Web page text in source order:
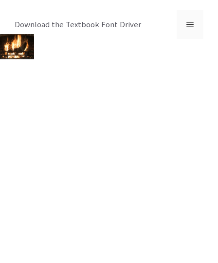
츠
로
Download the Textbook Font Driver 메